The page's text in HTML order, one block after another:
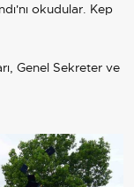
okudular. Kep
Genel Sekreter ve